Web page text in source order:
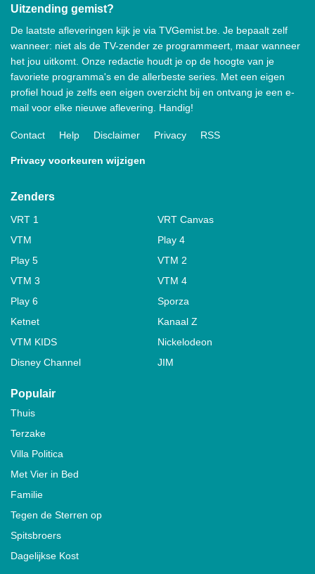
Uitzending gemist?
De laatste afleveringen kijk je via TVGemist.be. Je bepaalt zelf
wanneer: niet als de TV-zender ze programmeert, maar wanneer
het jou uitkomt. Onze redactie houdt je op de hoogte van je
favoriete programma's en de allerbeste series. Met een eigen
profiel houd je zelfs een eigen overzicht bij en ontvang je een e-
mail voor elke nieuwe aflevering. Handig!
Contact Help Disclaimer Privacy RSS
Privacy voorkeuren wijzigen
Zenders
VRT 1
VRT Canvas
VTM
Play 4
Play 5
VTM 2
VTM 3
VTM 4
Play 6
Sporza
Ketnet
Kanaal Z
VTM KIDS
Nickelodeon
Disney Channel
JIM
Populair
Thuis
Terzake
Villa Politica
Met Vier in Bed
Familie
Tegen de Sterren op
Spitsbroers
Dagelijkse Kost